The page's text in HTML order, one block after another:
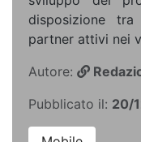
disposizione
partner attivi nei
Autore:
Pubblicato il: 20/